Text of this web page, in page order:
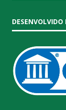
DESENVOLVIDO